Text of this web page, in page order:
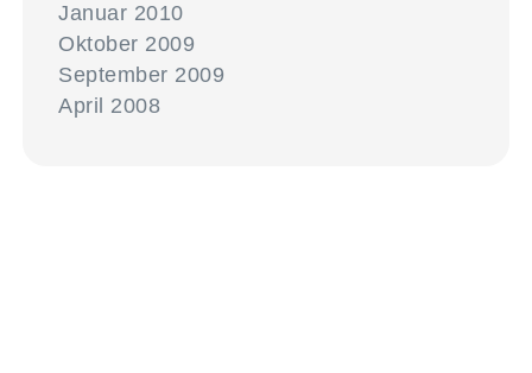
Januar 2010
Oktober 2009
September 2009
April 2008